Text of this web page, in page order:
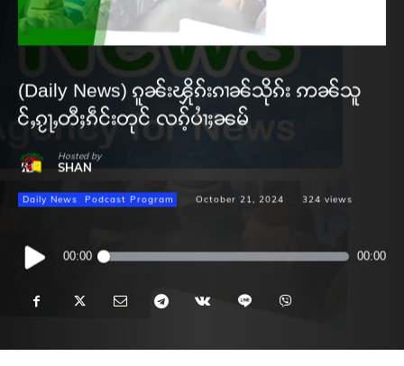
(Daily News) ၵူၼ်းၾိုၵ်းၵၢၼ်သိုၵ်း ဢၼ်သူ
င်ႇၵႂႃႇတီႈၵဵင်းတုင် လၵ့်ပၢႆႈၼမ်
Hosted by
SHAN
Daily News Podcast Program October 21, 2024 324 views
Audio
Player
00:00 00:00